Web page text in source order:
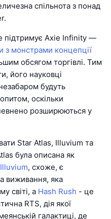
спільнота з понад
підтримує Axie Infinity —
з монстрами концепції
обсягом торгівлі. Тим
його науковці
будуть
оскільки
розширюються у
Star Atlas, Illuvium та
була описана як
Illuvium, схоже, є
виживання, яка
світі, а Hash Rush - це
RTS, дія якої
галактиці, де